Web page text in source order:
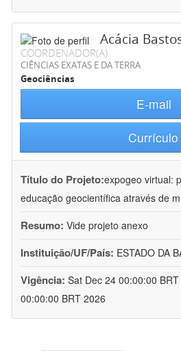
Acácia
COORDENADOR(A)
CIÊNCIAS EXATAS E DA TERRA
Geociências
E-mail
Currículo
Título do Projeto:expogeo virtual:
educação geocientífica através de
Resumo: Vide projeto anexo
Instituição/UF/País: ESTADO DA
Vigência: Sat Dec 24 00:00:00
00:00:00 BRT 2026